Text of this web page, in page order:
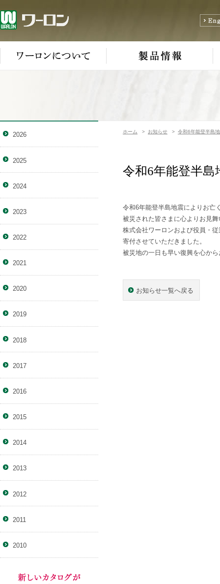
ホーム > お知らせ > 令和6年能登半島
令和6年能登半
令和6年能登半島地震によりお亡
被災された皆さまに心よりお見
株式会社ワーロンおよび役員・
寄付させていただきました。
被災地の一日も早い復興を心か
お知らせ一覧へ戻る
2026
2025
2024
2023
2022
2021
2020
2019
2018
2017
2016
2015
2014
2013
2012
2011
2010